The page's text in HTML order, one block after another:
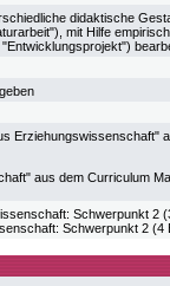
didaktische
mit Hilfe
Erziehungswissenschaft"
aus dem Curriculum
Schwerpunkt 2
Schwerpunkt 2 (4